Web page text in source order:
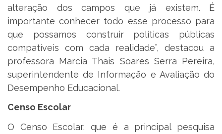
alteração dos campos que já existem. É
importante conhecer todo esse processo para
que possamos construir políticas públicas
compatíveis com cada realidade”, destacou a
professora Marcia Thais Soares Serra Pereira,
superintendente de Informação e Avaliação do
Desempenho Educacional.
Censo Escolar
O Censo Escolar, que é a principal pesquisa